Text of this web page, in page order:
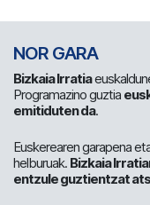
NOR GARA
Bizkaia Irratia
Programazino guztia
emitiduten da.
Euskerearen garapena
helburuak. Bizkaia
entzule guztientzat